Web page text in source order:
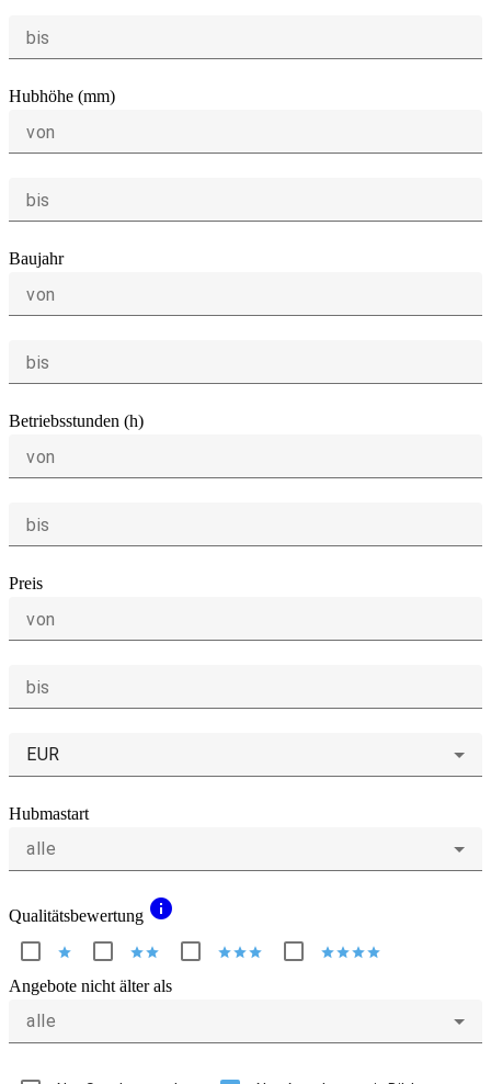
bis
Hubhöhe (mm)
von
bis
Baujahr
von
bis
Betriebsstunden (h)
von
bis
Preis
von
bis
EUR
Hubmastart
alle
Qualitätsbewertung info
star starstar starstarstar starstarstarstar
Angebote nicht älter als
alle